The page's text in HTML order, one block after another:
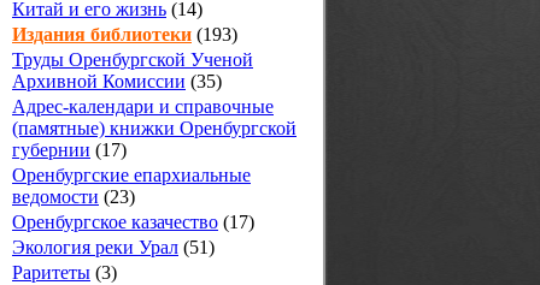
Китай и его жизнь (14)
Издания библиотеки (193)
Труды Оренбургской Ученой
Архивной Комиссии (35)
Адрес-календари и справочные
(памятные) книжки Оренбургской
губернии (17)
Оренбургские епархиальные
ведомости (23)
Оренбургское казачество (17)
Экология реки Урал (51)
Раритеты (3)